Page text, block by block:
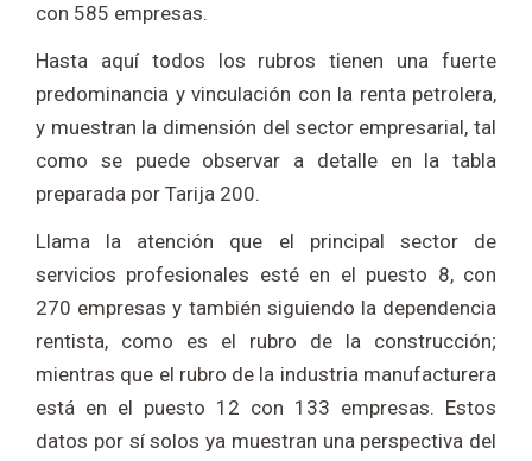
con 585 empresas.
Hasta aquí todos los rubros tienen una fuerte
predominancia y vinculación con la renta petrolera,
y muestran la dimensión del sector empresarial, tal
como se puede observar a detalle en la tabla
preparada por Tarija 200.
Llama la atención que el principal sector de
servicios profesionales esté en el puesto 8, con
270 empresas y también siguiendo la dependencia
rentista, como es el rubro de la construcción;
mientras que el rubro de la industria manufacturera
está en el puesto 12 con 133 empresas. Estos
datos por sí solos ya muestran una perspectiva del